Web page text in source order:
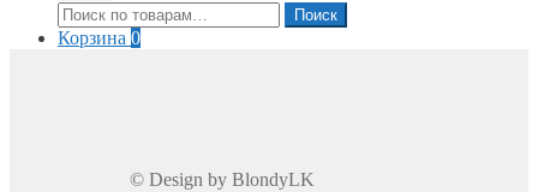
Искать:
Поиск
Корзина 0
© Design by BlondyLK